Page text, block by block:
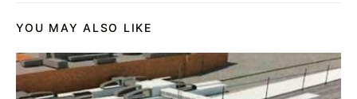
YOU MAY ALSO LIKE